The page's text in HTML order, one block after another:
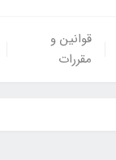
قوانین و
مقررات